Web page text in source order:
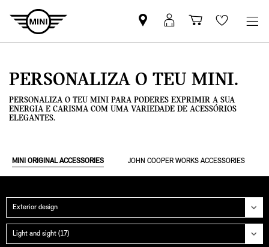
Pesquisar
parceiro
Iniciar
sessão
Carrinho
de
Wishlist
PERSONALIZA O TEU MINI.
PERSONALIZA O TEU MINI PARA PODERES EXPRIMIR A SUA
ENERGIA E CARISMA COM UMA VARIEDADE DE ACESSÓRIOS
ELEGANTES.
MINI ORIGINAL ACCESSORIES JOHN COOPER WORKS ACCESSORIES
Categoria
Grupo